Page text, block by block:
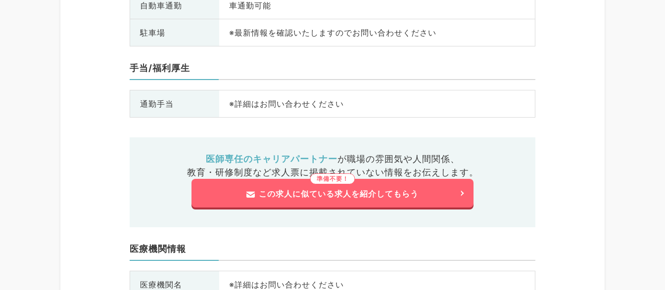
自動車通勤 車通勤可能
駐車場 ※最新情報を確認いたしますのでお問い合わせください
手当/福利厚生
通勤手当 ※詳細はお問い合わせください
医師専任のキャリアパートナーが職場の雰囲気や人間関係、
教育・研修制度など求人票に掲載されていない情報をお伝えします。
この求人に似ている求人を紹介してもらう
医療機関情報
医療機関名 ※詳細はお問い合わせください